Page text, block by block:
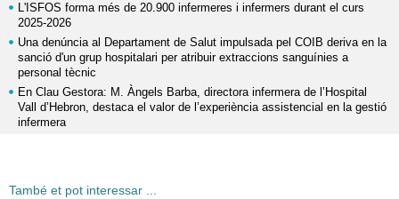
L'ISFOS forma més de 20.900 infermeres i infermers durant el curs
2025-2026
Una denúncia al Departament de Salut impulsada pel COIB deriva en la
sanció d'un grup hospitalari per atribuir extraccions sanguínies a
personal tècnic
En Clau Gestora: M. Àngels Barba, directora infermera de l’Hospital
Vall d’Hebron, destaca el valor de l’experiència assistencial en la gestió
infermera
També et pot interessar ...